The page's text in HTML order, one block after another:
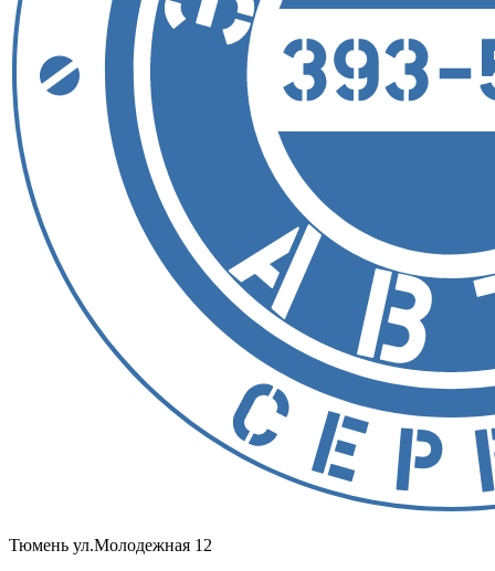
Тюмень ул.Молодежная 12